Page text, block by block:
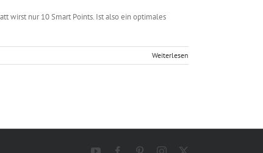
wirst nur 10 Smart Points. Ist also ein optimales
Weiterlesen
YouTubeFacebookPinterestInstagram